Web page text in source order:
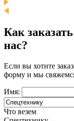
Как
нас?
Если вы хотите
форму и мы
Имя:
Что везем